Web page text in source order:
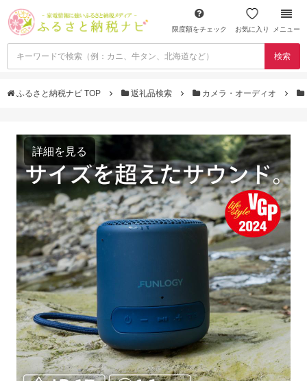
限度額をチェック お気に入り メニュー
検索
ふるさと納税ナビ TOP 返礼品検索 カメラ・オーディオ
詳細を見る